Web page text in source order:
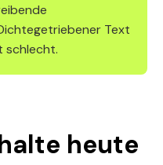
Text
schlecht.
heute